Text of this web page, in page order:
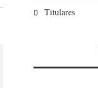
Titulares